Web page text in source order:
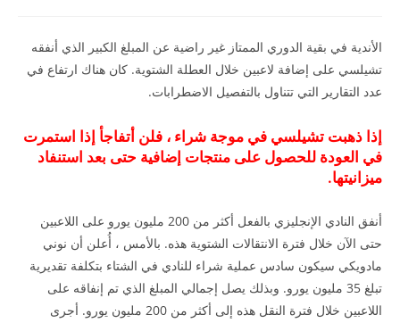
الأندية في بقية الدوري الممتاز غير راضية عن المبلغ الكبير الذي أنفقه
تشيلسي على إضافة لاعبين خلال العطلة الشتوية. كان هناك ارتفاع في
عدد التقارير التي تتناول بالتفصيل الاضطرابات.
إذا ذهبت تشيلسي في موجة شراء ، فلن أتفاجأ إذا استمرت
في العودة للحصول على منتجات إضافية حتى بعد استنفاد
ميزانيتها.
أنفق النادي الإنجليزي بالفعل أكثر من 200 مليون يورو على اللاعبين
حتى الآن خلال فترة الانتقالات الشتوية هذه. بالأمس ، أُعلن أن نوني
مادويكي سيكون سادس عملية شراء للنادي في الشتاء بتكلفة تقديرية
تبلغ 35 مليون يورو. وبذلك يصل إجمالي المبلغ الذي تم إنفاقه على
اللاعبين خلال فترة النقل هذه إلى أكثر من 200 مليون يورو. أجرى